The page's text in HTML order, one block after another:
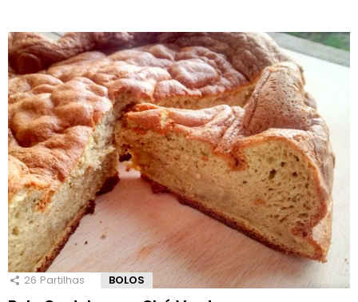
26 Partilhas BOLOS